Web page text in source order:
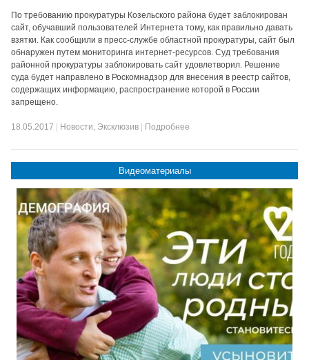
По требованию прокуратуры Козельского района будет заблокирован
сайт, обучавший пользователей Интернета тому, как правильно давать
взятки. Как сообщили в пресс-службе областной прокуратуры, сайт был
обнаружен путем мониторинга интернет-ресурсов. Суд требования
районной прокуратуры заблокировать сайт удовлетворил. Решение
суда будет направлено в Роскомнадзор для внесения в реестр сайтов,
содержащих информацию, распространение которой в России
запрещено.
18.05.2017 Новости, Эксклюзив Подробнее
Видеоматериалы